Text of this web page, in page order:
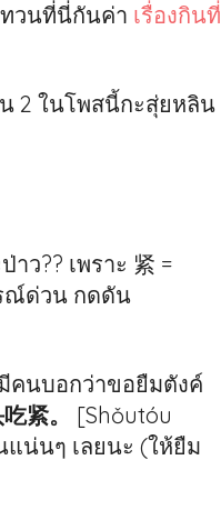
วนที่นี่กันค่า เรื่องกินที่
2 ในโพสนี้กะสุ่ยหลิน
ว?? เพราะ 紧 =
ณ์ด่วน กดดัน
คนบอกว่าขอยืมตังค์
紧。
[Shǒutóu
น่นๆ เลยนะ (ให้ยืม